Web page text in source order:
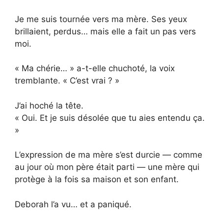
Je me suis tournée vers ma mère. Ses yeux
brillaient, perdus… mais elle a fait un pas vers
moi.
« Ma chérie… » a-t-elle chuchoté, la voix
tremblante. « C’est vrai ? »
J’ai hoché la tête.
« Oui. Et je suis désolée que tu aies entendu ça.
»
L’expression de ma mère s’est durcie — comme
au jour où mon père était parti — une mère qui
protège à la fois sa maison et son enfant.
Deborah l’a vu… et a paniqué.